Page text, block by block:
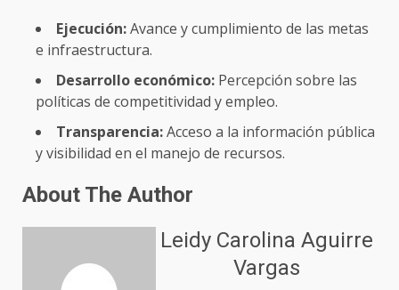
Ejecución:Avance y cumplimiento de las metas
e infraestructura.
Desarrollo económico: Percepción sobre las
políticas de competitividad y empleo.
Transparencia:Acceso a la información pública
y visibilidad en el manejo de recursos.
About The Author
Leidy Carolina Aguirre
Vargas